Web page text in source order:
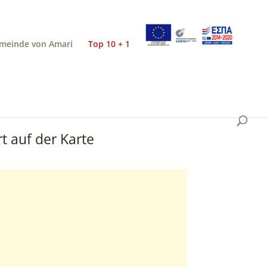
von Amari Top 10 + 1
auf der Karte